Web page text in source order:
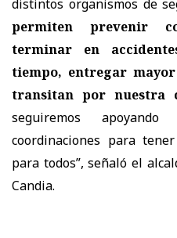
distintos organismos de
permiten prevenir
terminar en
tiempo, entregar
transitan por nuestra
seguiremos
coordinaciones para
para todos”, señaló el
Candia.